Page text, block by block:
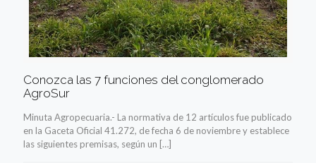
Conozca las 7 funciones del conglomerado
AgroSur
Minuta Agropecuaria.- La normativa de 12 artículos fue publicado
en la Gaceta Oficial 41.272, de fecha 6 de noviembre y establece
las siguientes premisas, según un […]